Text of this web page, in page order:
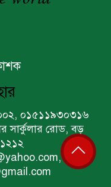
অনুমোদন
চেয়ারম্যানসহ
৭ কোটি ২০ লাখ টাকা
প্রতিষ্ঠানের খরচে
কর্মকর্তাদের বিদেশ
০১৫১১৯৩০৩১৬
সার্কুলার রোড, বড়